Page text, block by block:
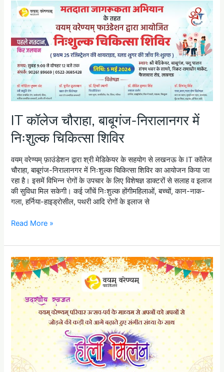
याद
करते
हुए
उनकी
तस्वीर
पर
पुष्पांजलि
अर्पित
की।
IT कॉलेज चौराहा, बाबूगंज-निरालानगर में
निःशुल्क चिकित्सा शिविर
वयम् वरेण्यम् फ़ाउंडेशन द्वारा श्री मेडिकेयर के सहयोग से लखनऊ के IT कॉलेज
चौराहा, बाबूगंज-निरालानगर में निःशुल्क चिकित्सा शिविर का आयोजन किया जा
रहा है। इसमें विभिन्न रोगों के उपचार के लिए विशेषज्ञ डाक्टरों से सलाह व इलाज
की सुविधा मिल सकेगी। कई जाँचें निःशुल्क होंगीमहिलाओं, बच्चों, कान-नाक-
गला, हर्निया-हाइड्रोसील, पथरी आदि रोगों के इलाज से
कॉलेज
चौराहा,
बाबूगंज-
निरालानगर
में
निःशुल्क
चिकित्सा
शिविर
Read More »
होली
के
उपलक्ष्य
वयम
समूह
के
सदस्यों
एक
मिलन